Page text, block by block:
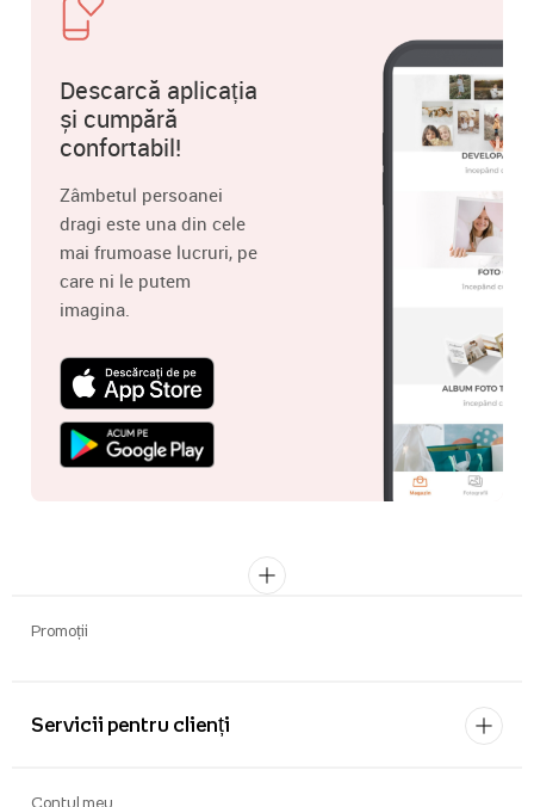
Descarcă aplicația
și cumpără
confortabil!
Zâmbetul persoanei
dragi este una din cele
mai frumoase lucruri, pe
care ni le putem
imagina.
Promoții
Servicii pentru clienți
Contul meu